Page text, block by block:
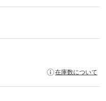
在庫数について